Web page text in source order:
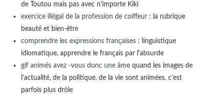
de Toutou mais pas avec n'importe Kiki
exercice illégal de la profession de coiffeur: la rubrique
beauté et bien-être
comprendre les expressions françaises: linguistique
idiomatique, apprendre le français par l'absurde
gif animés avez -vous donc une âmequand les images de
l'actualité, de la politique, de la vie sont animées, c'est
parfois plus drôle